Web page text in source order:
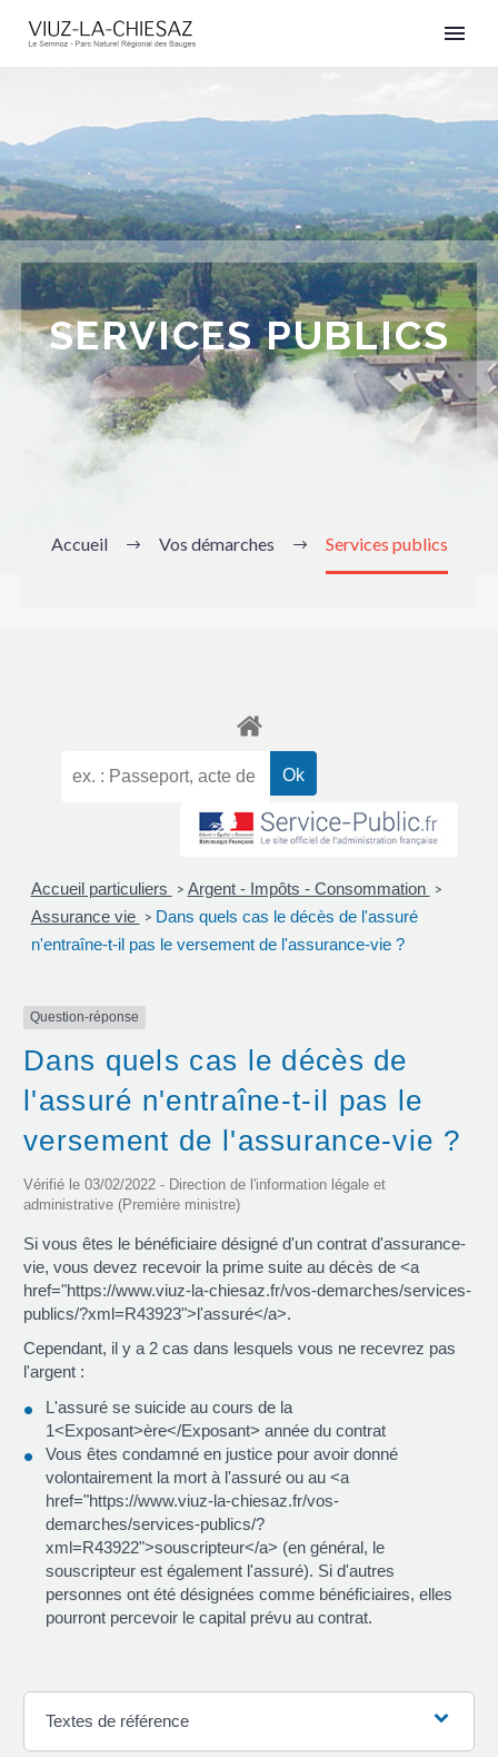
SERVICES PUBLICS
Accueil Vos démarches Services publics
Accueil particuliers > Argent - Impôts - Consommation >
Assurance vie > Dans quels cas le décès de l'assuré
n'entraîne-t-il pas le versement de l'assurance-vie ?
Question-réponse
Dans quels cas le décès de
l'assuré n'entraîne-t-il pas le
versement de l'assurance-vie ?
Vérifié le 03/02/2022 - Direction de l'information légale et
administrative (Première ministre)
Si vous êtes le bénéficiaire désigné d'un contrat d'assurance-
vie, vous devez recevoir la prime suite au décès de <a
href="https://www.viuz-la-chiesaz.fr/vos-demarches/services-
publics/?xml=R43923">l'assuré</a>.
Cependant, il y a 2 cas dans lesquels vous ne recevrez pas
l'argent :
L'assuré se suicide au cours de la
1<Exposant>ère</Exposant> année du contrat
Vous êtes condamné en justice pour avoir donné
volontairement la mort à l'assuré ou au <a
href="https://www.viuz-la-chiesaz.fr/vos-
demarches/services-publics/?
xml=R43922">souscripteur</a> (en général, le
souscripteur est également l'assuré). Si d'autres
personnes ont été désignées comme bénéficiaires, elles
pourront percevoir le capital prévu au contrat.
Textes de référence